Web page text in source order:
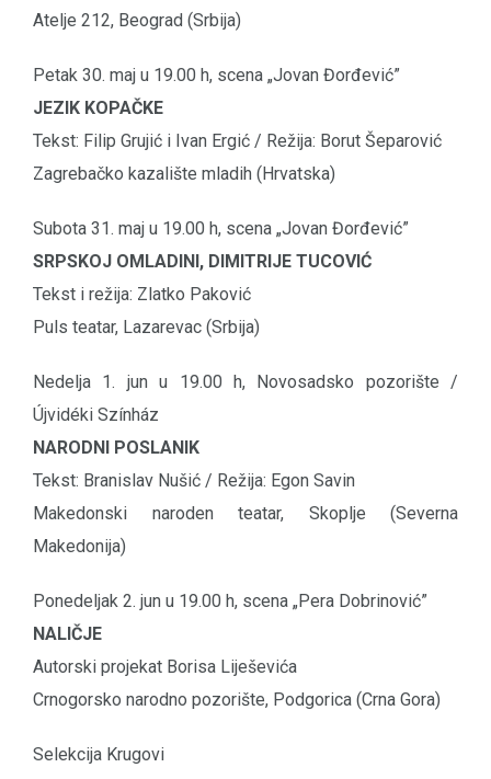
Atelje 212, Beograd (Srbija)
Petak 30. maj u 19.00 h, scena „Jovan Đorđević”
JEZIK KOPAČKE
Tekst: Filip Grujić i Ivan Ergić / Režija: Borut Šeparović
Zagrebačko kazalište mladih (Hrvatska)
Subota 31. maj u 19.00 h, scena „Jovan Đorđević”
SRPSKOJ OMLADINI, DIMITRIJE TUCOVIĆ
Tekst i režija: Zlatko Paković
Puls teatar, Lazarevac (Srbija)
Nedelja 1. jun u 19.00 h, Novosadsko pozorište /
Újvidéki Színház
NARODNI POSLANIK
Tekst: Branislav Nušić / Režija: Egon Savin
Makedonski naroden teatar, Skoplje (Severna
Makedonija)
Ponedeljak 2. jun u 19.00 h, scena „Pera Dobrinović”
NALIČJE
Autorski projekat Borisa Liješevića
Crnogorsko narodno pozorište, Podgorica (Crna Gora)
Selekcija Krugovi